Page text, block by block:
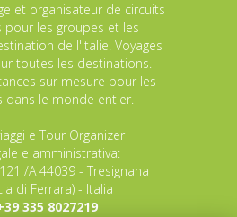
et organisateur de circuits
les groupes et les
de l'Italie. Voyages
toutes les destinations.
sur mesure pour les
dans le monde entier.
e Tour Organizer
e amministrativa:
/A 44039 - Tresignana
di Ferrara) - Italia
335 8027219